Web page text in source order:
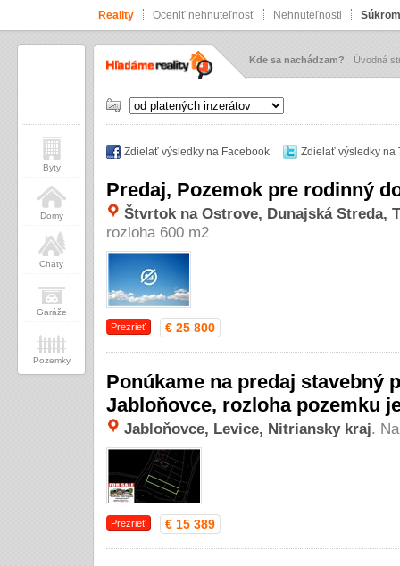
Reality Oceniť nehnuteľnosť Nehnuteľnosti
Kde sa nachádzam? Úvodná
Zdielať výsledky na Facebook Zdielať výsledky na
Predaj, Pozemok pre rodinný
Štvrtok na Ostrove, Dunajská Streda,
rozloha 600 m2
Prezrieť € 25 800
Ponúkame na predaj stavebný
Jabloňovce, rozloha pozemku
Jabloňovce, Levice, Nitriansky kraj.
Prezrieť € 15 389
Byty
Domy
Chaty
Garáže
Pozemky